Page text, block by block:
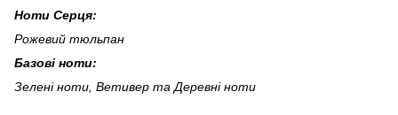
Ноти Серця:
Рожевий тюльпан
Базові ноти:
Зелені ноти, Ветивер та Деревні ноти